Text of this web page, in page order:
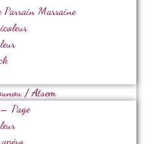
Parrain Marraine
/ Atsem
Page